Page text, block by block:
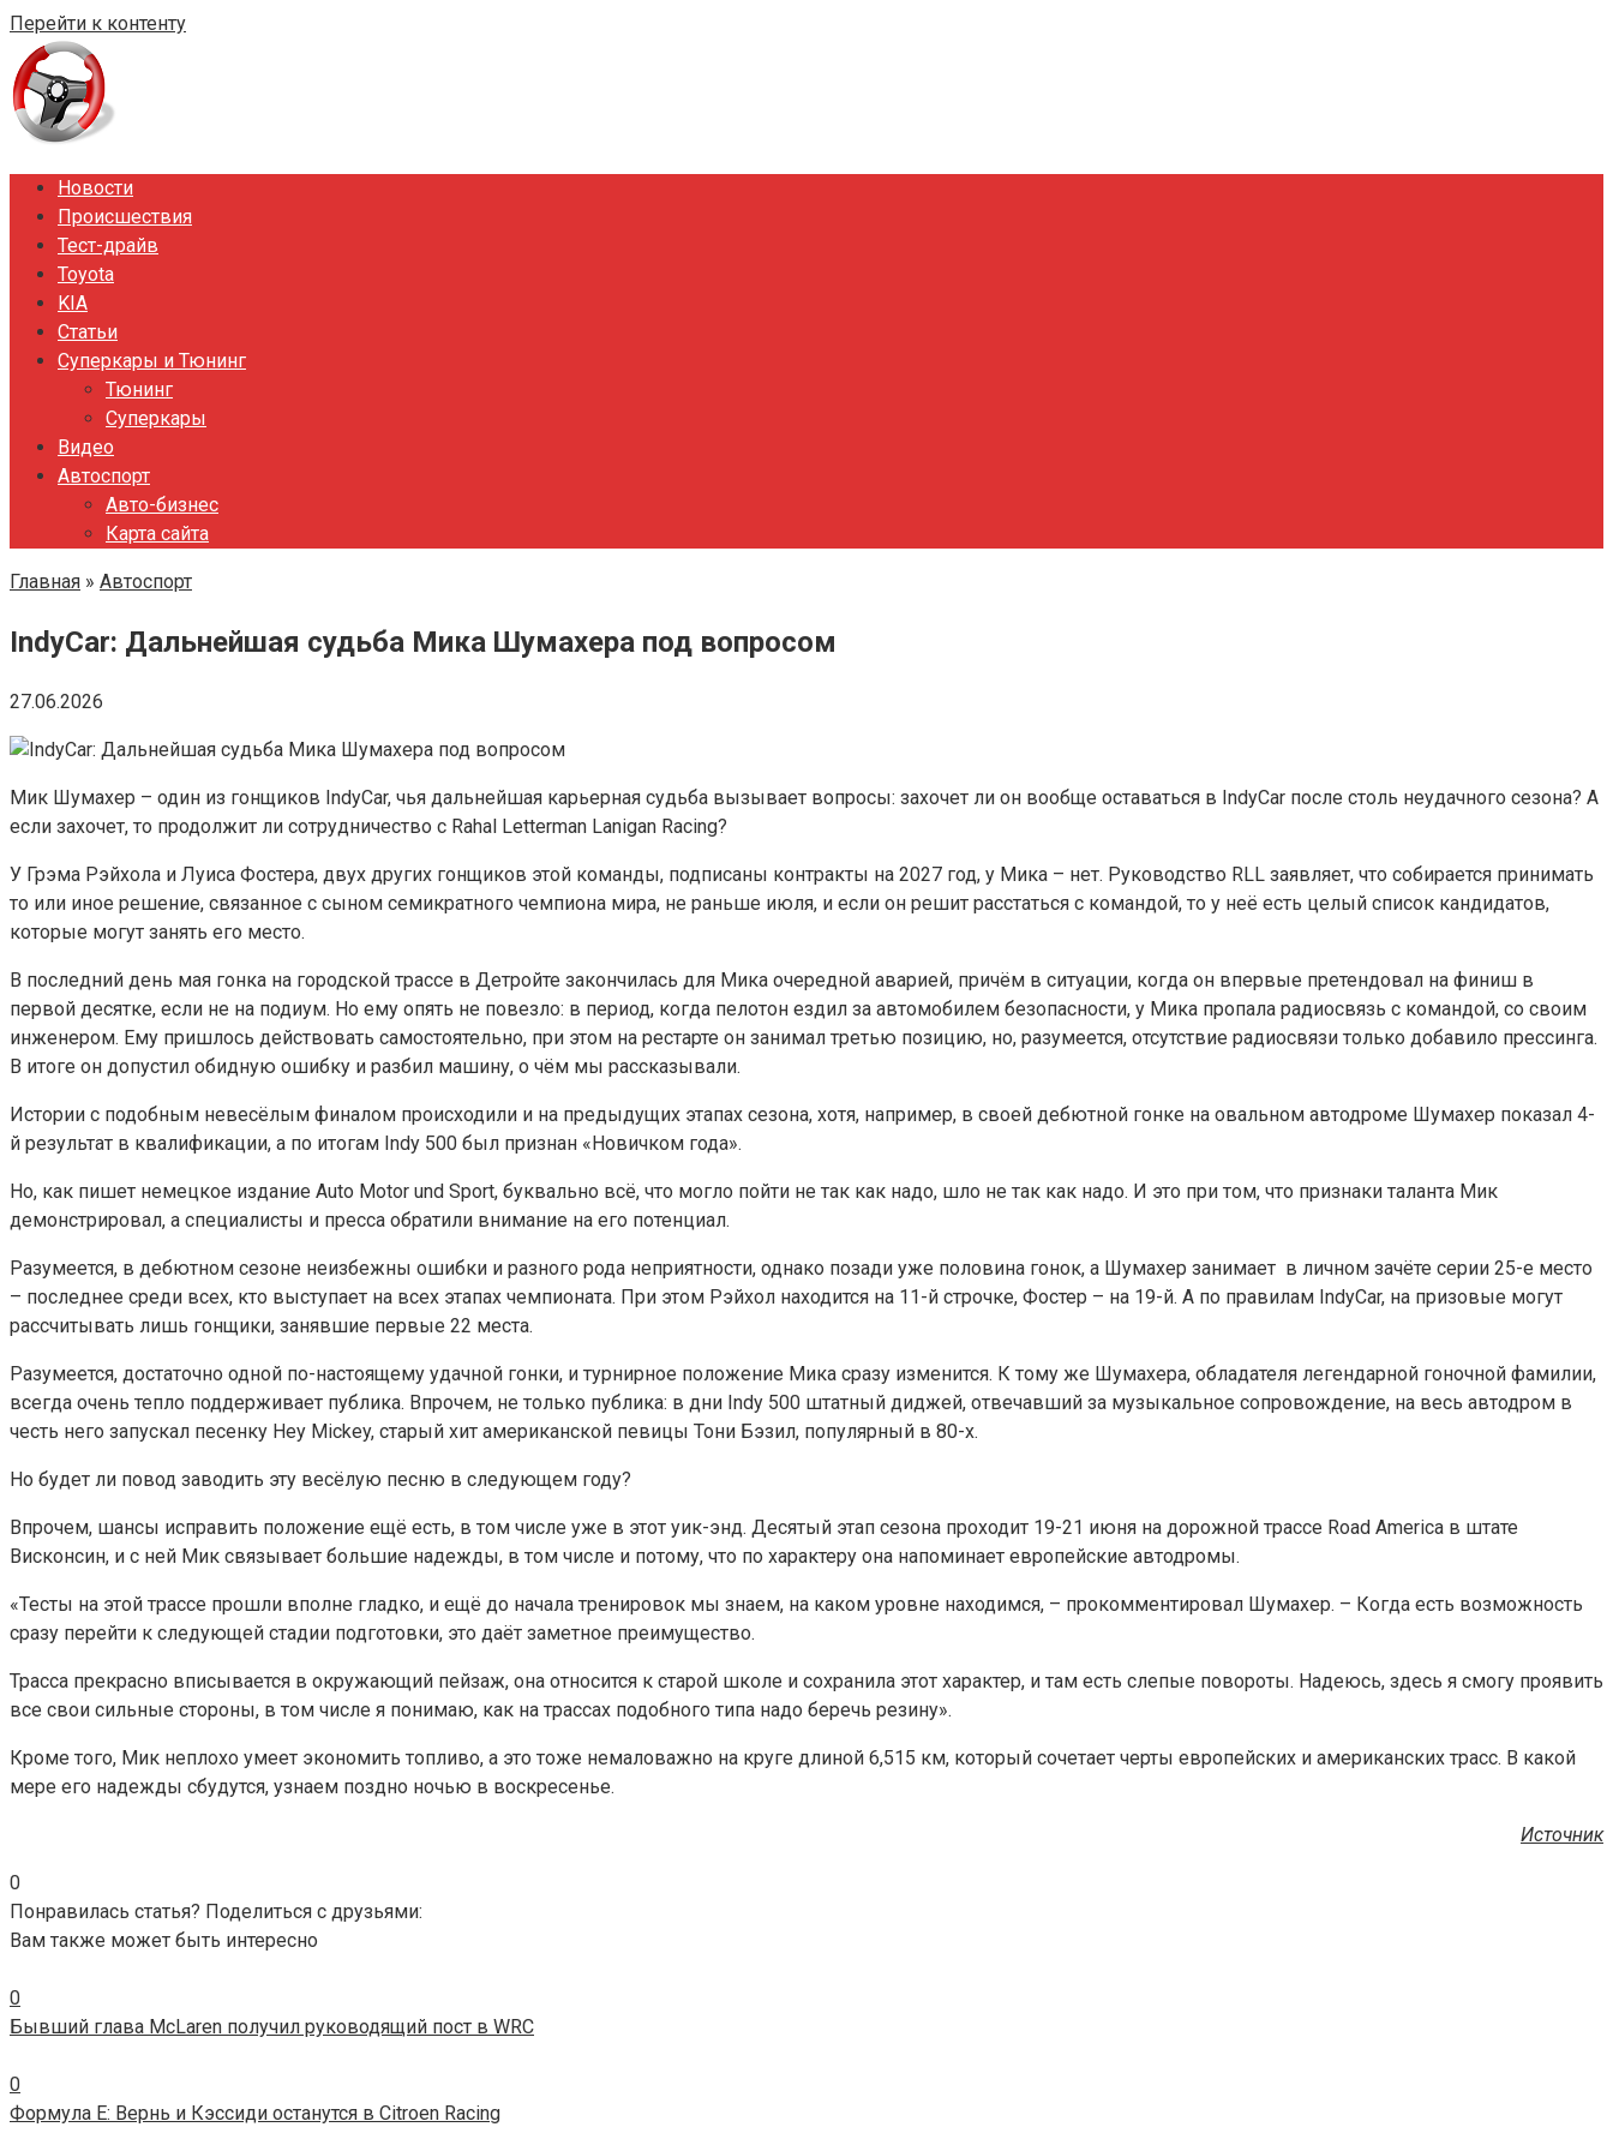
Перейти к контенту
Новости
Происшествия
Тест-драйв
Toyota
KIA
Статьи
Суперкары и Тюнинг
Тюнинг
Суперкары
Видео
Автоспорт
Авто-бизнес
Карта сайта
Главная » Автоспорт
IndyCar: Дальнейшая судьба Мика Шумахера под вопросом
27.06.2026
Мик Шумахер – один из гонщиков IndyCar, чья дальнейшая карьерная судьба вызывает вопросы: захочет ли он вообще оставаться в IndyCar после столь неудачного сезона? А
если захочет, то продолжит ли сотрудничество с Rahal Letterman Lanigan Racing?
У Грэма Рэйхола и Луиса Фостера, двух других гонщиков этой команды, подписаны контракты на 2027 год, у Мика – нет. Руководство RLL заявляет, что собирается принимать
то или иное решение, связанное с сыном семикратного чемпиона мира, не раньше июля, и если он решит расстаться с командой, то у неё есть целый список кандидатов,
которые могут занять его место.
В последний день мая гонка на городской трассе в Детройте закончилась для Мика очередной аварией, причём в ситуации, когда он впервые претендовал на финиш в
первой десятке, если не на подиум. Но ему опять не повезло: в период, когда пелотон ездил за автомобилем безопасности, у Мика пропала радиосвязь с командой, со своим
инженером. Ему пришлось действовать самостоятельно, при этом на рестарте он занимал третью позицию, но, разумеется, отсутствие радиосвязи только добавило прессинга.
В итоге он допустил обидную ошибку и разбил машину, о чём мы рассказывали.
Истории с подобным невесёлым финалом происходили и на предыдущих этапах сезона, хотя, например, в своей дебютной гонке на овальном автодроме Шумахер показал 4-
й результат в квалификации, а по итогам Indy 500 был признан «Новичком года».
Но, как пишет немецкое издание Auto Motor und Sport, буквально всё, что могло пойти не так как надо, шло не так как надо. И это при том, что признаки таланта Мик
демонстрировал, а специалисты и пресса обратили внимание на его потенциал.
Разумеется, в дебютном сезоне неизбежны ошибки и разного рода неприятности, однако позади уже половина гонок, а Шумахер занимает в личном зачёте серии 25-е место
– последнее среди всех, кто выступает на всех этапах чемпионата. При этом Рэйхол находится на 11-й строчке, Фостер – на 19-й. А по правилам IndyCar, на призовые могут
рассчитывать лишь гонщики, занявшие первые 22 места.
Разумеется, достаточно одной по-настоящему удачной гонки, и турнирное положение Мика сразу изменится. К тому же Шумахера, обладателя легендарной гоночной фамилии,
всегда очень тепло поддерживает публика. Впрочем, не только публика: в дни Indy 500 штатный диджей, отвечавший за музыкальное сопровождение, на весь автодром в
честь него запускал песенку Hey Mickey, старый хит американской певицы Тони Бэзил, популярный в 80-х.
Но будет ли повод заводить эту весёлую песню в следующем году?
Впрочем, шансы исправить положение ещё есть, в том числе уже в этот уик-энд. Десятый этап сезона проходит 19-21 июня на дорожной трассе Road America в штате
Висконсин, и с ней Мик связывает большие надежды, в том числе и потому, что по характеру она напоминает европейские автодромы.
«Тесты на этой трассе прошли вполне гладко, и ещё до начала тренировок мы знаем, на каком уровне находимся, – прокомментировал Шумахер. – Когда есть возможность
сразу перейти к следующей стадии подготовки, это даёт заметное преимущество.
Трасса прекрасно вписывается в окружающий пейзаж, она относится к старой школе и сохранила этот характер, и там есть слепые повороты. Надеюсь, здесь я смогу проявить
все свои сильные стороны, в том числе я понимаю, как на трассах подобного типа надо беречь резину».
Кроме того, Мик неплохо умеет экономить топливо, а это тоже немаловажно на круге длиной 6,515 км, который сочетает черты европейских и американских трасс. В какой
мере его надежды сбудутся, узнаем поздно ночью в воскресенье.
Источник
0
Понравилась статья? Поделиться с друзьями:
Вам также может быть интересно
0
Бывший глава McLaren получил руководящий пост в WRC
0
Формула Е: Вернь и Кэссиди останутся в Citroen Racing